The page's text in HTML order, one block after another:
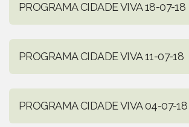
PROGRAMA CIDADE VIVA 18-07-18
PROGRAMA CIDADE VIVA 11-07-18
PROGRAMA CIDADE VIVA 04-07-18